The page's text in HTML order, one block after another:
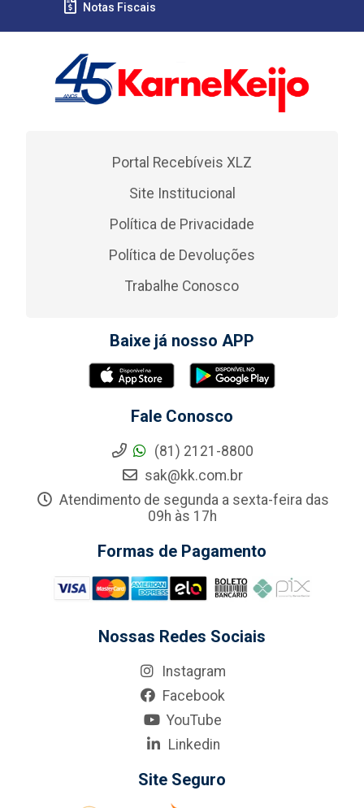
Notas Fiscais
Portal Recebíveis XLZ
Site Institucional
Política de Privacidade
Política de Devoluções
Trabalhe Conosco
Baixe já nosso APP
Fale Conosco
(81) 2121-8800
sak@kk.com.br
Atendimento de segunda a sexta-feira das
09h às 17h
Formas de Pagamento
Nossas Redes Sociais
Instagram
Facebook
YouTube
Linkedin
Site Seguro